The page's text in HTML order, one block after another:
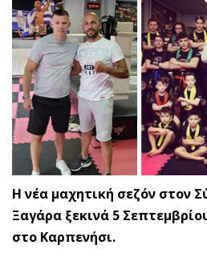
Η νέα μαχητική σεζόν στον
Ξαγάρα ξεκινά 5
στο Καρπενήσι.